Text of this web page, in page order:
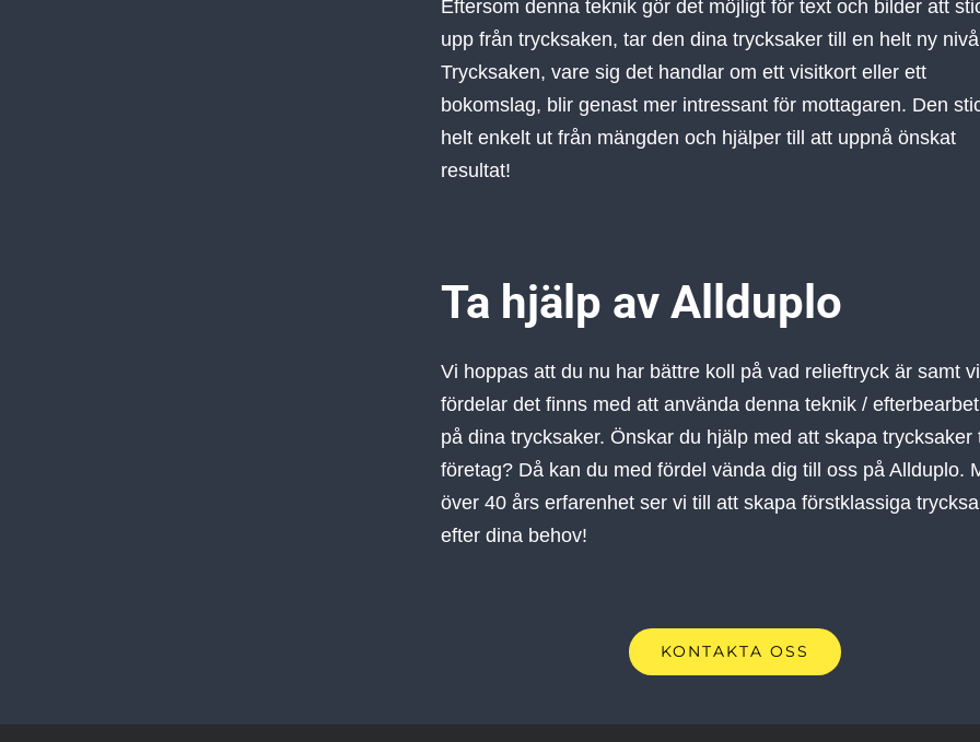
Eftersom denna teknik gör det möjligt för text och bilder att
upp från trycksaken, tar den dina trycksaker till en helt ny
Trycksaken, vare sig det handlar om ett visitkort eller ett
bokomslag, blir genast mer intressant för mottagaren. Den
helt enkelt ut från mängden och hjälper till att uppnå önskat
resultat!
Ta hjälp av Allduplo
Vi hoppas att du nu har bättre koll på vad relieftryck är samt
fördelar det finns med att använda denna teknik /
på dina trycksaker. Önskar du hjälp med att skapa trycksaker
företag? Då kan du med fördel vända dig till oss på Allduplo.
över 40 års erfarenhet ser vi till att skapa förstklassiga
efter dina behov!
KONTAKTA OSS